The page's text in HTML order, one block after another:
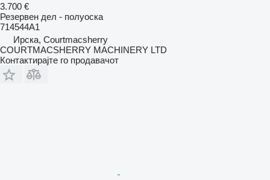
3.700 €
Резервен дел - полуоска
714544A1
Ирска, Courtmacsherry
COURTMACSHERRY MACHINERY LTD
Контактирајте го продавачот